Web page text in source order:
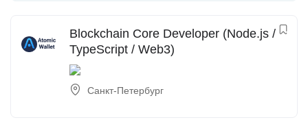
Blockchain Core Developer (Node.js /
TypeScript / Web3)
Санкт-Петербург